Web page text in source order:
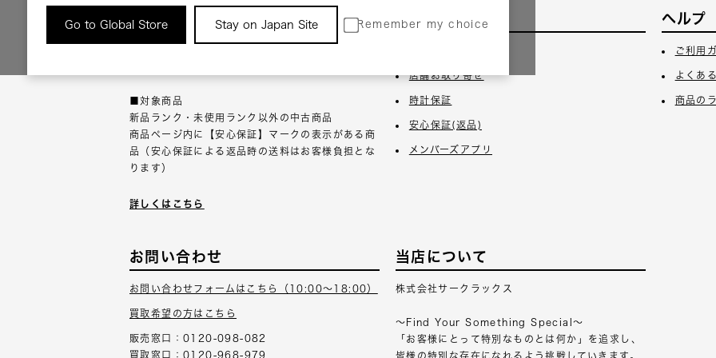
Go to Global Store Stay on Japan Site Remember my choice
返品について
■対象商品
新品ランク・未使用ランク以外の中古商品
商品ページ内に【安心保証】マークの表示がある商
品（安心保証による返品時の送料はお客様負担とな
ります）
詳しくはこちら
サービス
店舗お取り寄せ
時計保証
安心保証(返品)
メンバーズアプリ
ヘルプ
ご利用
よくあ
商品の
お問い合わせ
お問い合わせフォームはこちら（10:00～18:00）
買取希望の方はこちら
販売窓口：0120-098-082
買取窓口：0120-968-979
当店について
株式会社サークラックス
～Find Your Something Special～
「お客様にとって特別なものとは何か」を追求し、
皆様の特別な存在になれるよう挑戦していきます。